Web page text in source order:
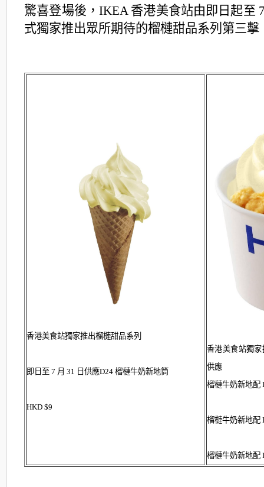
驚喜登場後，IKEA 香港美食站由即日起至
式獨家推出眾所期待的榴槤甜品系列第三擊
香港美食站獨家推出榴槤甜品系列
即日至 7 月 31 日供應D24 榴槤牛奶新地筒
HKD $9
香港美食站獨
供應
榴槤牛奶新地配
榴槤牛奶新地配
榴槤牛奶新地配